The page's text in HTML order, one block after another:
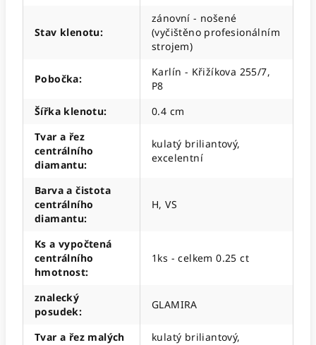
Stav klenotu:
zánovní - nošené
(vyčištěno profesionálním
strojem)
Pobočka:
Karlín - Křižíkova 255/7,
P8
Šířka klenotu:
0.4 cm
Tvar a řez
centrálního
diamantu:
kulatý briliantový,
excelentní
Barva a čistota
centrálního
diamantu:
H, VS
Ks a vypočtená
centrálního
hmotnost:
1ks - celkem 0.25 ct
znalecký
posudek:
GLAMIRA
Tvar a řez malých
kulatý briliantový,